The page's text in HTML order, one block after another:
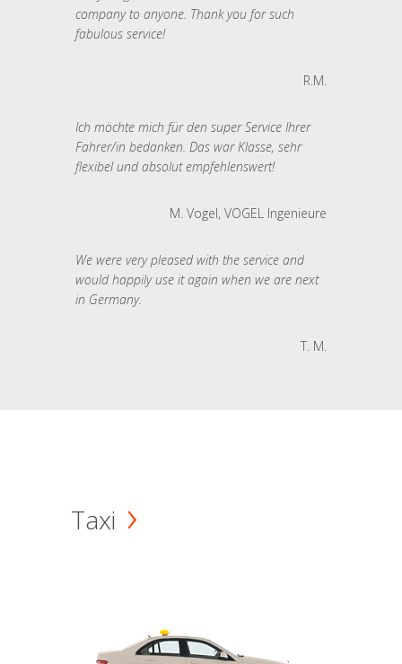
company to anyone. Thank you for such
fabulous service!
R.M.
Ich möchte mich für den super Service Ihrer
Fahrer/in bedanken. Das war Klasse, sehr
flexibel und absolut empfehlenswert!
M. Vogel, VOGEL Ingenieure
We were very pleased with the service and
would happily use it again when we are next
in Germany.
T. M.
Taxi